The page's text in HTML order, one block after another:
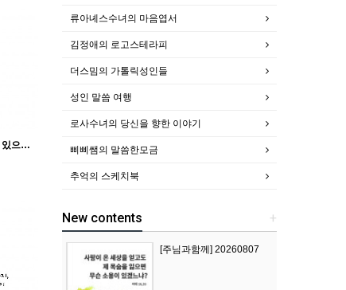
[황소정] 먹을 것과 입을 것이 있으면, 우리는 그것으로 만족합시다.
류아녜스수녀의 마음엽서
김정애의 로고스테라피
더스밈의 가톨릭성인들
성인 말씀 여행
로사수녀의 당신을 향한 이야기
삐삐쌤의 말씀한모금
추억의 스케치북
+
New contents
[주님과함께] 20260807